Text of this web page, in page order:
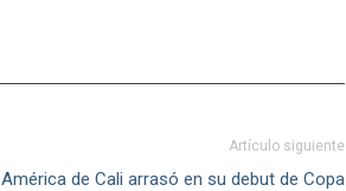
Artículo siguiente
América de Cali arrasó en su debut de Copa